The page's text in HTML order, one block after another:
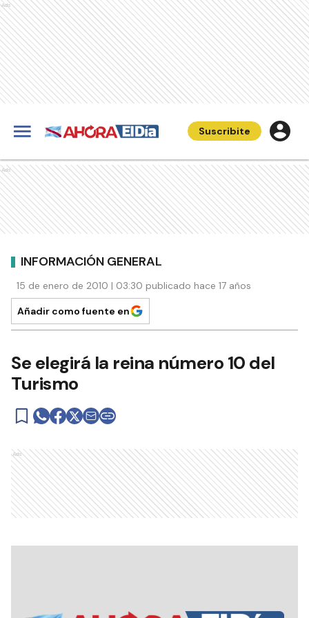
Ads
Suscribite
Ads
INFORMACIÓN GENERAL
15 de enero de 2010 | 03:30 publicado hace 17 años
Añadir como fuente en
Se elegirá la reina número 10 del
Turismo
Ads